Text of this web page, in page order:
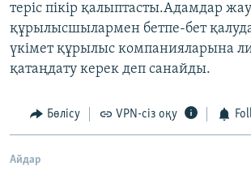
теріс пікір қалыптасты.Адамдар
құрылысшылармен бетпе-бет
үкімет құрылыс компанияларына
қатаңдату керек деп санайды.
Бөлісу VPN-сіз оқу
Айдар